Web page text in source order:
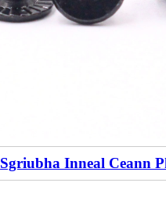
Sgriubha Inneal Ceann